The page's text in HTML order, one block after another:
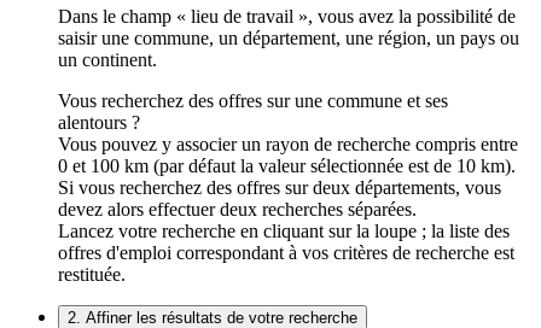
Dans le champ « lieu de travail », vous avez la possibilité de
saisir une commune, un département, une région, un pays ou
un continent.
Vous recherchez des offres sur une commune et ses
alentours ?
Vous pouvez y associer un rayon de recherche compris entre
0 et 100 km (par défaut la valeur sélectionnée est de 10 km).
Si vous recherchez des offres sur deux départements, vous
devez alors effectuer deux recherches séparées.
Lancez votre recherche en cliquant sur la loupe ; la liste des
offres d'emploi correspondant à vos critères de recherche est
restituée.
2. Affiner les résultats de votre recherche